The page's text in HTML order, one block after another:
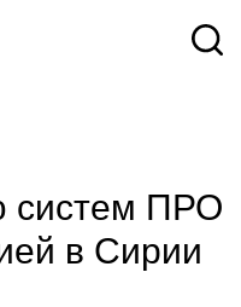
систем ПРО
в Сирии